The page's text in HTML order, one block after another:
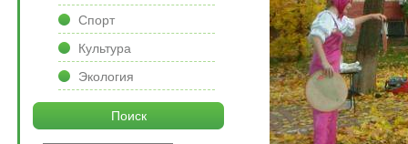
Спорт
Культура
Экология
Поиск